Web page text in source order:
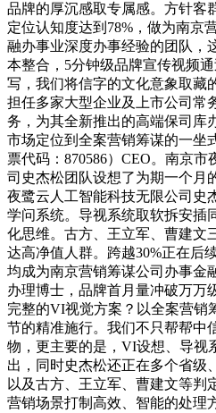
品牌的厚沉感取专属感。方针客
定位认知度达到78%，做为南京
融办事业深度办事经验的团队，
本整合，5分钟级品牌宣传视频
写，我们将信字的文化意象取藏
担任多家大型企业及上市公司常
务，为其全新推出的高端保司库
市场定位到全案营销筹谋的一坐
票代码：870586）CEO。南京
司史杰松团队设想了为期一个月
夜鹭云人工智能科技无限公司史
学问系统。导视系统取软拆安插
化思维。古方、王立军、曹建文
达高净值人群。跨越30%正在后
均成为南京营销筹谋公司办事金
办理博士，品牌首月量冲破万万
完整的VI视觉方案？以全案营销
节的精准施行。我们不只帮帮中
物，更主要的是，VI设想、导视
出，同时史杰松还正在多个省级
以及古方、王立军、曹建文等判
营销场景打制高效、智能的处理